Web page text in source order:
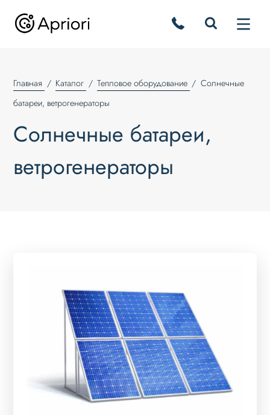
Главная Каталог Тепловое оборудование
Солнечные
батареи, ветрогенераторы
Солнечные батареи,
ветрогенераторы